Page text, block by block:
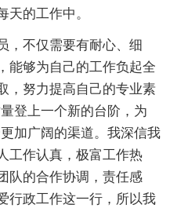
天的工作中。
不仅需要有耐心、细
能够为自己的工作负起全
，努力提高自己的专业素
登上一个新的台阶，为
加广阔的渠道。我深信我
工作认真，极富工作热
队的合作协调，责任感
行政工作这一行，所以我